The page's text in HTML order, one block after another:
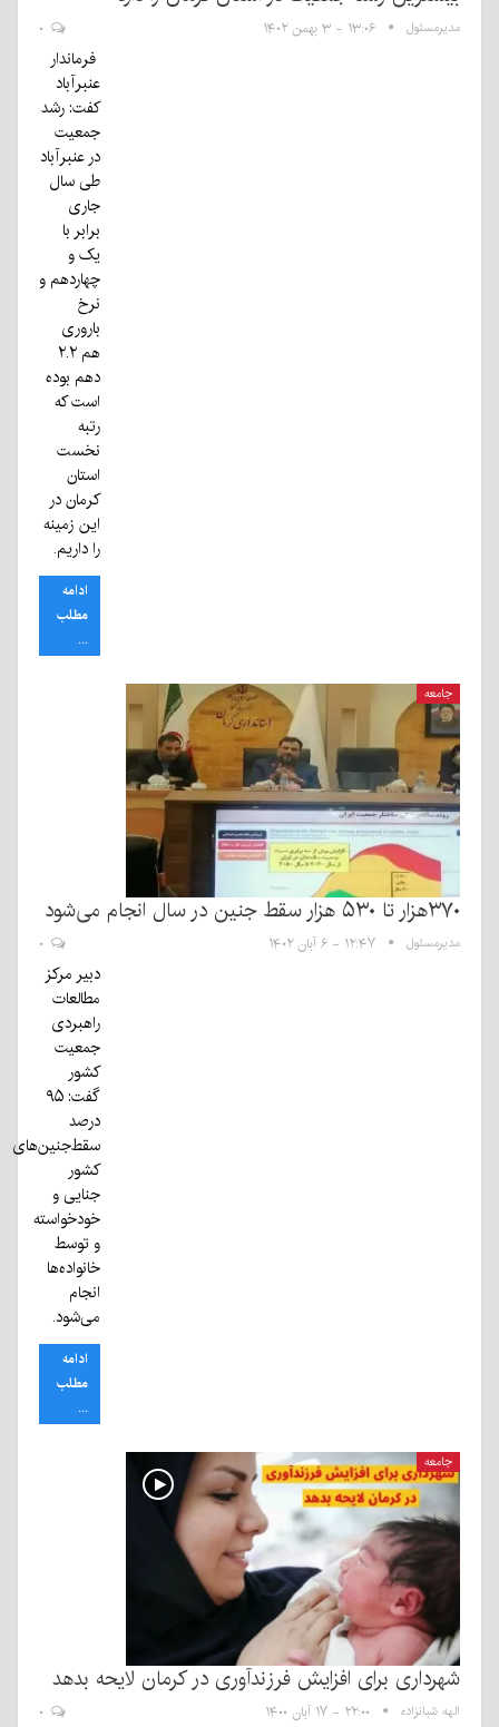
مدیرمسئول ۱۳:۰۶ - ۳ بهمن ۱۴۰۲
فرماندار
عنبرآباد
کفت: رشد
جمعیت
در عنبرآباد
طی سال
جاری
برابر با
یک و
چهاردهم و
نرخ
باروری
هم ۲.۲
دهم بوده
است که
رتبه
نخست
استان
کرمان در
این زمینه
را داریم.
ادامه
مطلب
...
جامعه
۳۷۰هزار تا ۵۳۰ هزار سقط جنین در سال انجام می‌شود
مدیرمسئول ۱۲:۴۷ - ۶ آبان ۱۴۰۲
دبیر مرکز
مطالعات
راهبردی
جمعیت
کشور
گفت: ۹۵
درصد
سقط‌جنین‌های
کشور
جنایی و
خودخواسته
و توسط
خانواده‌ها
انجام
می‌شود.
ادامه
مطلب
...
جامعه
شهرداری برای افزایش فرزندآوری در کرمان لایحه بدهد
الهه شبانزاده ۲۲:۰۰ - ۱۷ آبان ۱۴۰۰